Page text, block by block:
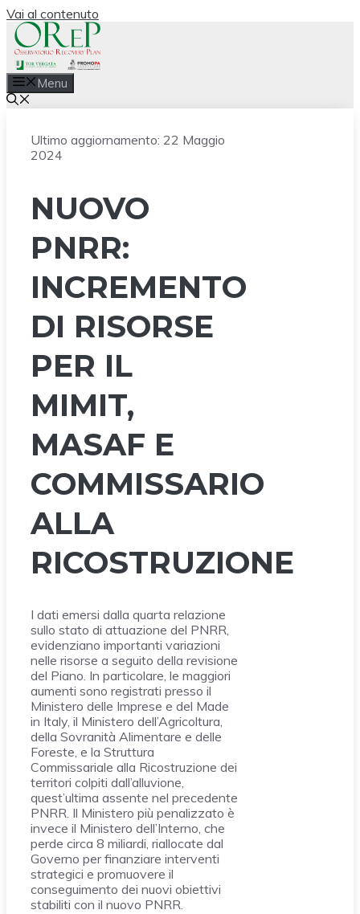
Vai al contenuto
Menu
Ultimo aggiornamento: 22 Maggio
2024
NUOVO
PNRR:
INCREMENTO
DI RISORSE
PER IL
MIMIT,
MASAF E
COMMISSARIO
ALLA
RICOSTRUZIONE
I dati emersi dalla quarta relazione
sullo stato di attuazione del PNRR,
evidenziano importanti variazioni
nelle risorse a seguito della revisione
del Piano. In particolare, le maggiori
aumenti sono registrati presso il
Ministero delle Imprese e del Made
in Italy, il Ministero dell’Agricoltura,
della Sovranità Alimentare e delle
Foreste, e la Struttura
Commissariale alla Ricostruzione dei
territori colpiti dall’alluvione,
quest’ultima assente nel precedente
PNRR. Il Ministero più penalizzato è
invece il Ministero dell’Interno, che
perde circa 8 miliardi, riallocate dal
Governo per finanziare interventi
strategici e promuovere il
conseguimento dei nuovi obiettivi
stabiliti con il nuovo PNRR.